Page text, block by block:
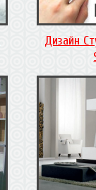
Дизайн